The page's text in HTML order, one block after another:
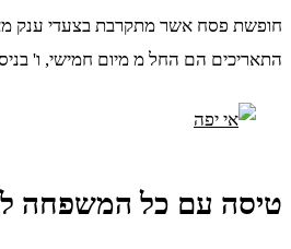
חופשת פסח אשר מתקרבת בצעדי ענק
התאריכים הם החל מ מיום חמישי, ו' בניסן התשע"ט, 11 באפריל 2019, עד יום שבת, כ"ב בניסן התשע"ט, 27 באפריל 2018. הלימודים יתחדשו ביום
טיסה עם כל המשפחה